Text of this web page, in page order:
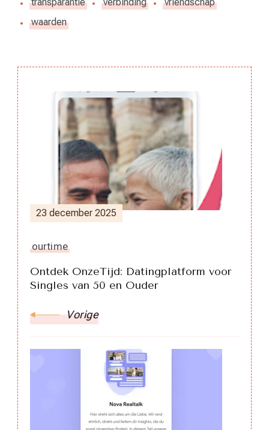
waarden
Berichtnavigatie
23 december 2025
ourtime
Ontdek OnzeTijd: Datingplatform voor
Singles van 50 en Ouder
Vorige